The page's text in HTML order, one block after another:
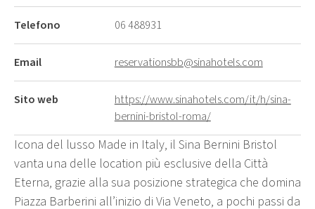
Telefono 06 488931
Email reservationsbb@sinahotels.com
Sito web
https://www.sinahotels.com/it/h/sina-
bernini-bristol-roma/
Icona del lusso Made in Italy, il Sina Bernini Bristol
vanta una delle location più esclusive della Città
Eterna, grazie alla sua posizione strategica che domina
Piazza Barberini all’inizio di Via Veneto, a pochi passi da